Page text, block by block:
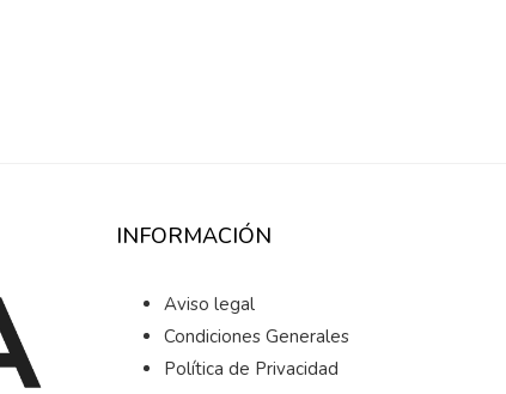
INFORMACIÓN
Aviso legal
Condiciones Generales
Política de Privacidad